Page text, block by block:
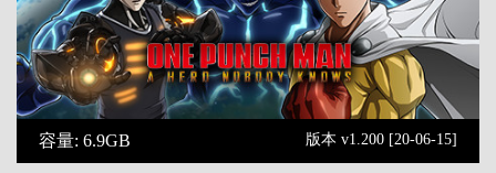
容量: 6.9GB 版本 v1.200 [20-06-15]